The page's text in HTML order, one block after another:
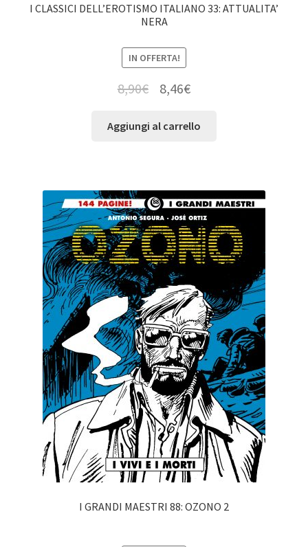
I CLASSICI DELL’EROTISMO ITALIANO 33: ATTUALITA’
NERA
IN OFFERTA!
8,90€ 8,46€
Aggiungi al carrello
I GRANDI MAESTRI 88: OZONO 2